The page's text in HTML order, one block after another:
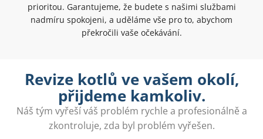
prioritou. Garantujeme, že budete s našimi službami
nadmíru spokojeni, a uděláme vše pro to, abychom
překročili vaše očekávání.
Revize kotlů ve vašem okolí,
přijdeme kamkoliv.
Náš tým vyřeší váš problém rychle a profesionálně a
zkontroluje, zda byl problém vyřešen.